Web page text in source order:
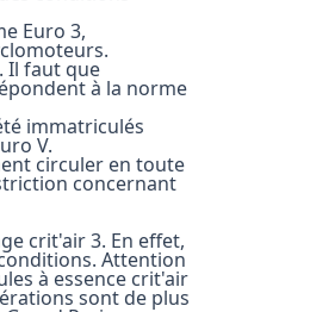
Euro 3,
Il faut que
à la norme
immatriculés
V.
circuler en toute
concernant
crit'air 3. En effet,
Attention
à essence crit'air
sont de plus